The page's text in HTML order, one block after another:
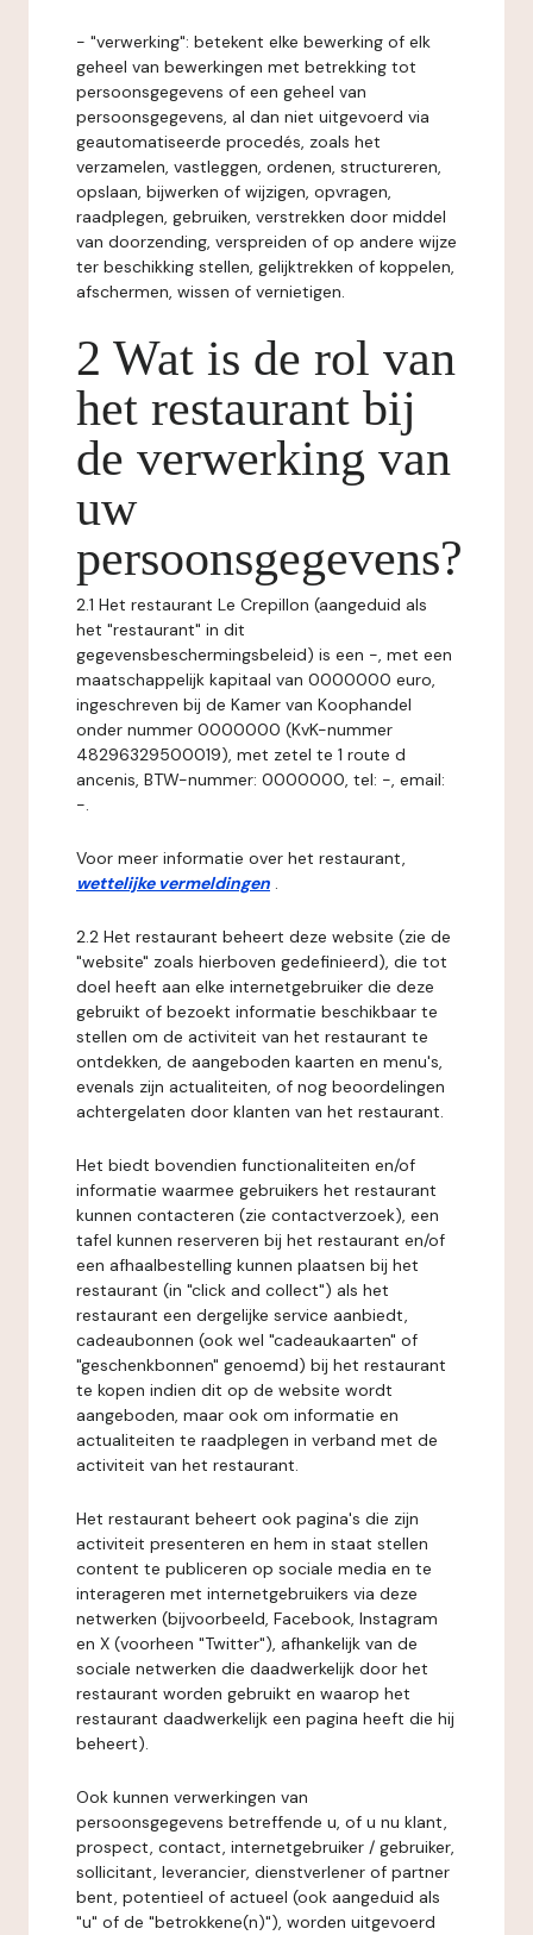
- "verwerking": betekent elke bewerking of elk
geheel van bewerkingen met betrekking tot
persoonsgegevens of een geheel van
persoonsgegevens, al dan niet uitgevoerd via
geautomatiseerde procedés, zoals het
verzamelen, vastleggen, ordenen, structureren,
opslaan, bijwerken of wijzigen, opvragen,
raadplegen, gebruiken, verstrekken door middel
van doorzending, verspreiden of op andere wijze
ter beschikking stellen, gelijktrekken of koppelen,
afschermen, wissen of vernietigen.
2 Wat is de rol van
het restaurant bij
de verwerking van
uw
persoonsgegevens?
2.1 Het restaurant Le Crepillon (aangeduid als
het "restaurant" in dit
gegevensbeschermingsbeleid) is een -, met een
maatschappelijk kapitaal van 0000000 euro,
ingeschreven bij de Kamer van Koophandel
onder nummer 0000000 (KvK-nummer
48296329500019), met zetel te 1 route d
ancenis, BTW-nummer: 0000000, tel: -, email:
-.
Voor meer informatie over het restaurant,
wettelijke vermeldingen .
2.2 Het restaurant beheert deze website (zie de
"website" zoals hierboven gedefinieerd), die tot
doel heeft aan elke internetgebruiker die deze
gebruikt of bezoekt informatie beschikbaar te
stellen om de activiteit van het restaurant te
ontdekken, de aangeboden kaarten en menu's,
evenals zijn actualiteiten, of nog beoordelingen
achtergelaten door klanten van het restaurant.
Het biedt bovendien functionaliteiten en/of
informatie waarmee gebruikers het restaurant
kunnen contacteren (zie contactverzoek), een
tafel kunnen reserveren bij het restaurant en/of
een afhaalbestelling kunnen plaatsen bij het
restaurant (in "click and collect") als het
restaurant een dergelijke service aanbiedt,
cadeaubonnen (ook wel "cadeaukaarten" of
"geschenkbonnen" genoemd) bij het restaurant
te kopen indien dit op de website wordt
aangeboden, maar ook om informatie en
actualiteiten te raadplegen in verband met de
activiteit van het restaurant.
Het restaurant beheert ook pagina's die zijn
activiteit presenteren en hem in staat stellen
content te publiceren op sociale media en te
interageren met internetgebruikers via deze
netwerken (bijvoorbeeld, Facebook, Instagram
en X (voorheen "Twitter"), afhankelijk van de
sociale netwerken die daadwerkelijk door het
restaurant worden gebruikt en waarop het
restaurant daadwerkelijk een pagina heeft die hij
beheert).
Ook kunnen verwerkingen van
persoonsgegevens betreffende u, of u nu klant,
prospect, contact, internetgebruiker / gebruiker,
sollicitant, leverancier, dienstverlener of partner
bent, potentieel of actueel (ook aangeduid als
"u" of de "betrokkene(n)"), worden uitgevoerd